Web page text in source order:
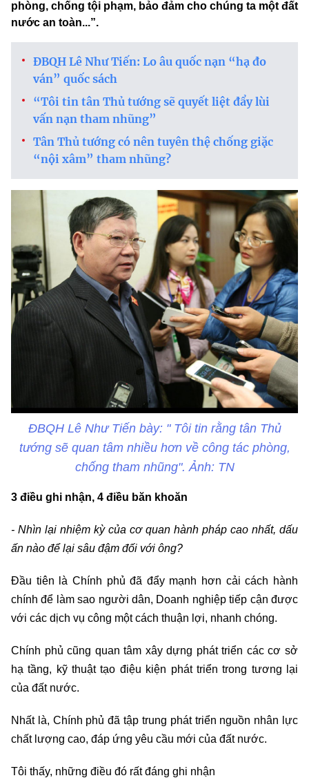
phòng, chống tội phạm, bảo đảm cho chúng ta một đất
nước an toàn...”.
ĐBQH Lê Như Tiến: Lo âu quốc nạn “hạ đo
ván” quốc sách
“Tôi tin tân Thủ tướng sẽ quyết liệt đẩy lùi
vấn nạn tham nhũng”
Tân Thủ tướng có nên tuyên thệ chống giặc
“nội xâm” tham nhũng?
ĐBQH Lê Như Tiến bày: " Tôi tin rằng tân Thủ
tướng sẽ quan tâm nhiều hơn về công tác phòng,
chống tham nhũng". Ảnh: TN
3 điều ghi nhận, 4 điều băn khoăn
- Nhìn lại nhiệm kỳ của cơ quan hành pháp cao nhất, dấu
ấn nào để lại sâu đậm đối với ông?
Đầu tiên là Chính phủ đã đẩy mạnh hơn cải cách hành
chính để làm sao người dân, Doanh nghiệp tiếp cận được
với các dịch vụ công một cách thuận lợi, nhanh chóng.
Chính phủ cũng quan tâm xây dựng phát triển các cơ sở
hạ tầng, kỹ thuật tạo điệu kiện phát triển trong tương lại
của đất nước.
Nhất là, Chính phủ đã tập trung phát triển nguồn nhân lực
chất lượng cao, đáp ứng yêu cầu mới của đất nước.
Tôi thấy, những điều đó rất đáng ghi nhận